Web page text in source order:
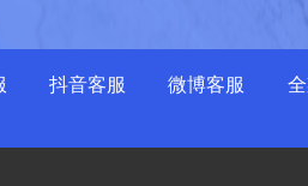
抖音客服 微博客服